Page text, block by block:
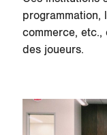
programmation,
commerce, etc.,
des joueurs.